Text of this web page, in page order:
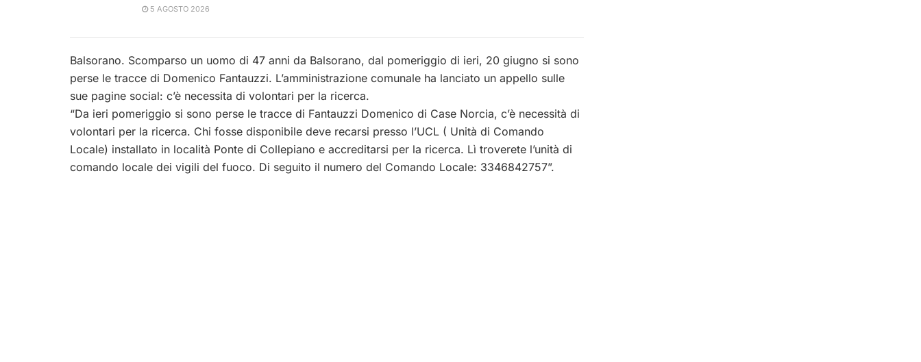
5 AGOSTO 2026
Balsorano. Scomparso un uomo di 47 anni da Balsorano, dal pomeriggio di ieri, 20 giugno si sono
perse le tracce di Domenico Fantauzzi. L’amministrazione comunale ha lanciato un appello sulle
sue pagine social: c’è necessita di volontari per la ricerca.
“Da ieri pomeriggio si sono perse le tracce di Fantauzzi Domenico di Case Norcia, c’è necessità di
volontari per la ricerca. Chi fosse disponibile deve recarsi presso l’UCL ( Unità di Comando
Locale) installato in località Ponte di Collepiano e accreditarsi per la ricerca. Lì troverete l’unità di
comando locale dei vigili del fuoco. Di seguito il numero del Comando Locale: 3346842757”.